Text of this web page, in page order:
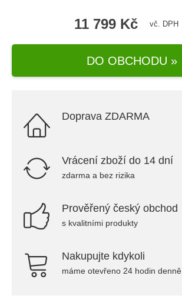
11 799 Kč vč. DPH
DO OBCHODU »
Doprava ZDARMA
Vrácení zboží do 14 dní
zdarma a bez rizika
Prověřený český obchod
s kvalitními produkty
Nakupujte kdykoli
máme otevřeno 24 hodin denně